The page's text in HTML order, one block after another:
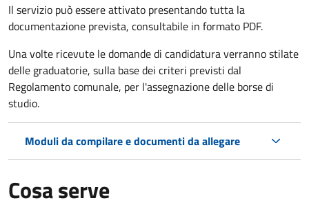
Il servizio può essere attivato presentando tutta la
documentazione prevista, consultabile in formato PDF.
Una volte ricevute le domande di candidatura verranno stilate
delle graduatorie, sulla base dei criteri previsti dal
Regolamento comunale, per l'assegnazione delle borse di
studio.
Moduli da compilare e documenti da allegare
Cosa serve